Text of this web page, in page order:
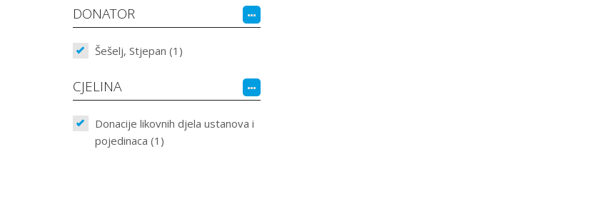
DONATOR
Šešelj, Stjepan (1)
CJELINA
Donacije likovnih djela ustanova i
pojedinaca (1)